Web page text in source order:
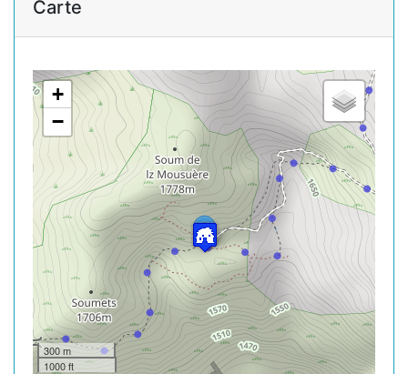
Carte
+
−
300 m
1000 ft